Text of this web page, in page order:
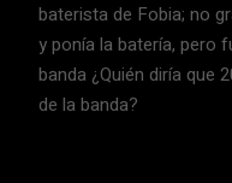
baterista de Fobia; no
y ponía la batería, pero
banda ¿Quién diría que
de la banda?